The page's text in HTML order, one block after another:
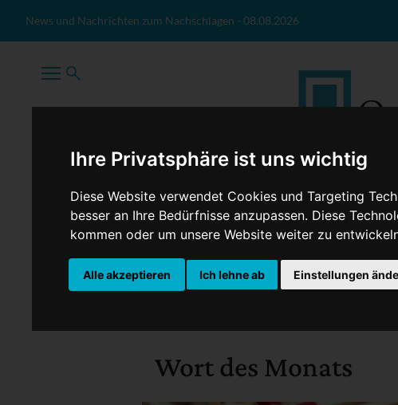
Ihre Privatsphäre ist uns wichtig
Diese Website verwendet Cookies und Targeting
besser an Ihre Bedürfnisse anzupassen. Diese
kommen oder um unsere Website weiter zu
Alle akzeptieren Ich lehne ab Einstellungen
News und Nachrichten zum Nachschlagen - 08.08.2026
TopNews Politik Sport Wirtschaft Firmennews
Wort des Monats